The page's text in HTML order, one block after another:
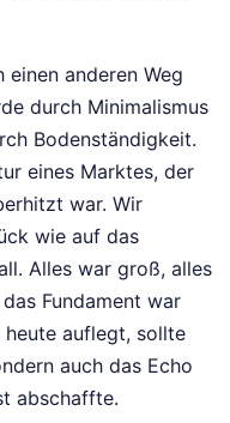
anderen Weg
durch Minimalismus
Bodenständigkeit.
eines Marktes, der
war. Wir
wie auf das
Alles war groß, alles
Fundament war
heute auflegt, sollte
auch das Echo
abschaffte.